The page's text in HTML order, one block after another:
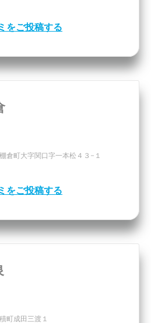
をご投稿する
倉町大字関口字一本松４３−１
をご投稿する
町成田三渡１